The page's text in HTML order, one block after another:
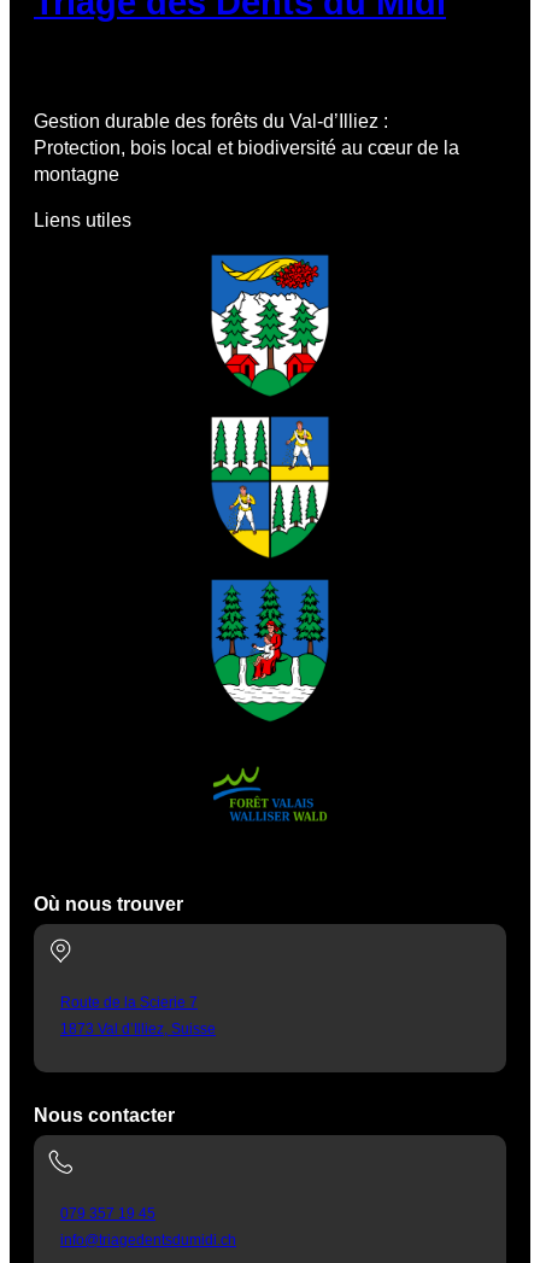
Gestion durable des forêts du Val-d’Illiez :
Protection, bois local et biodiversité au cœur de la
montagne
Liens utiles
Où nous trouver
Route de la Scierie 7
1873 Val d’Illiez, Suisse
Nous contacter
079 357 19 45
info@triagedentsdumidi.ch